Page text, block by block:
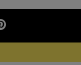
pinterest